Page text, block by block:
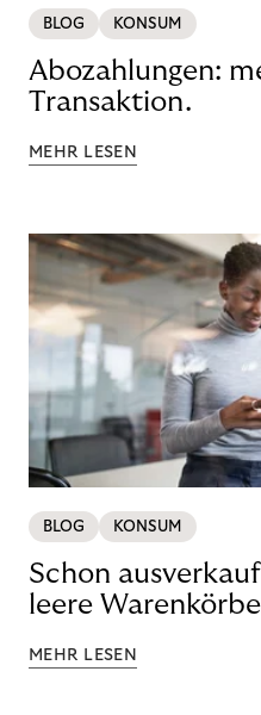
BLOG KONSUM
Abozahlungen:
Transaktion.
MEHR LESEN
BLOG KONSUM
Schon
leere
MEHR LESEN